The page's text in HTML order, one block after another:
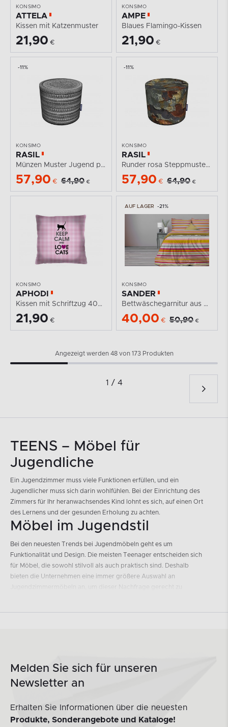
KONSIMO
ATTELA
Kissen mit Katzenmuster
21,90 €
KONSIMO
AMPE
Blaues Flamingo-Kissen
21,90 €
-11%
KONSIMO
RASIL
Münzen Muster Jugend pouffe
57,90 € 64,90 €
-11%
KONSIMO
RASIL
Runder rosa Steppmuster runder Puff
57,90 € 64,90 €
KONSIMO
APHODI
Kissen mit Schriftzug 40x40
21,90 €
AUF LAGER -21%
KONSIMO
SANDER
Bettwäschegarnitur aus Baumwolle
40,00 € 50,90 €
Angezeigt werden 48 von 173 Produkten
1 / 4
TEENS – Möbel für
Jugendliche
Ein Jugendzimmer muss viele Funktionen erfüllen, und ein
Jugendlicher muss sich darin wohlfühlen. Bei der Einrichtung des
Zimmers für Ihr heranwachsendes Kind lohnt es sich, auf einen Ort
des Lernens und der gesunden Erholung zu achten.
Möbel im Jugendstil
Bei den neuesten Trends bei Jugendmöbeln geht es um
Funktionalität und Design. Die meisten Teenager entscheiden sich
für Möbel, die sowohl stilvoll als auch praktisch sind. Deshalb
bieten die Unternehmen eine immer größere Auswahl an
Arbeitsfläche in einem Möbelstück bietet. Kleinere Details wie
verstellbare Einlegeböden und versteckte Kabel sind ebenfalls auf
Melden Sie sich für unseren
Newsletter an
Erhalten Sie Informationen über die neuesten
Produkte, Sonderangebote und Kataloge!